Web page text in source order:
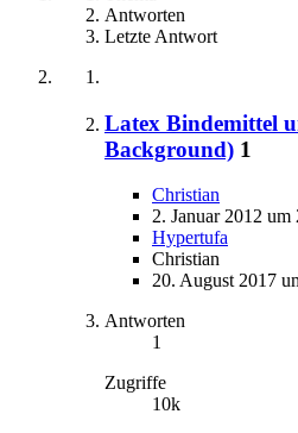
Antworten
Letzte Antwort
Latex Bindemittel
Background) 1
Christian
2. Januar 2012 um
Hypertufa
Christian
20. August 2017
Antworten
1
Zugriffe
10k